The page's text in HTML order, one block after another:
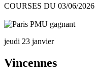
COURSES DU 03/06/2026
jeudi 23 janvier
Vincennes